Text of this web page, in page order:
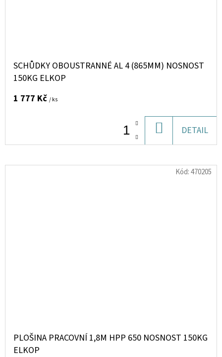
SCHŮDKY OBOUSTRANNÉ AL 4 (865MM) NOSNOST
150KG ELKOP
1 777 Kč / ks
KOŠÍKU
DETAIL
PLOŠINA PRACOVNÍ 1,8M HPP 650 NOSNOST 150KG
ELKOP
Kód:470205